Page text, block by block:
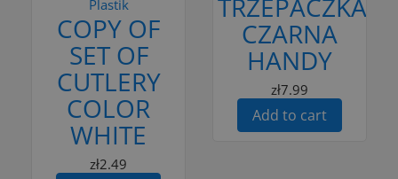
Plastik
COPY OF
SET OF
CUTLERY
COLOR
WHITE
zł2.49
TRZEPACZKA
CZARNA
HANDY
zł7.99
Add to cart